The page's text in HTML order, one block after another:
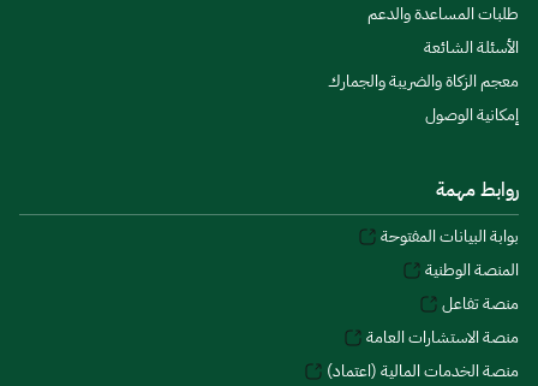
طلبات المساعدة والدعم
الأسئلة الشائعة
معجم الزكاة والضريبة والجمارك
إمكانية الوصول
روابط مهمة
بوابة البيانات المفتوحة
المنصة الوطنية
منصة تفاعل
منصة الاستشارات العامة
منصة الخدمات المالية (اعتماد)